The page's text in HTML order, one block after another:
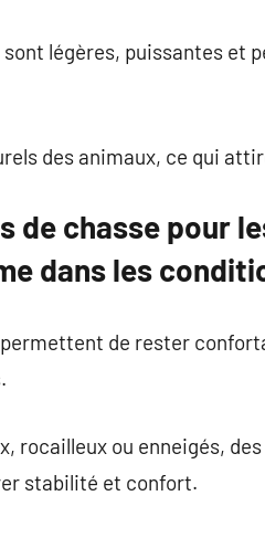
légères, puissantes et
des animaux, ce qui
de chasse pour
dans les
de rester
rocailleux ou enneigés,
stabilité et confort.